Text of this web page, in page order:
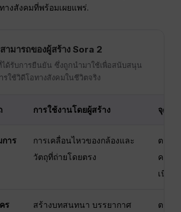
างสังคมที่พร้อมเผยแพร่.
ามารถของผู้สร้าง Sora 2
รับการยืนยัน ซึ่งถูกนำมาใช้เพื่อสนับสนุน
รใช้วิดีโอทางสังคมในชีวิตจริง
การใช้งานโดยผู้สร้าง จุดตร
าร
การเคลื่อนไหวของกล้องและ
วัตถุที่ถ่ายโดยตรง
ตรวจ
คงอยู่
เนื่อง
ร
สร้างบทสนทนา บรรยากาศ
ตรวจ